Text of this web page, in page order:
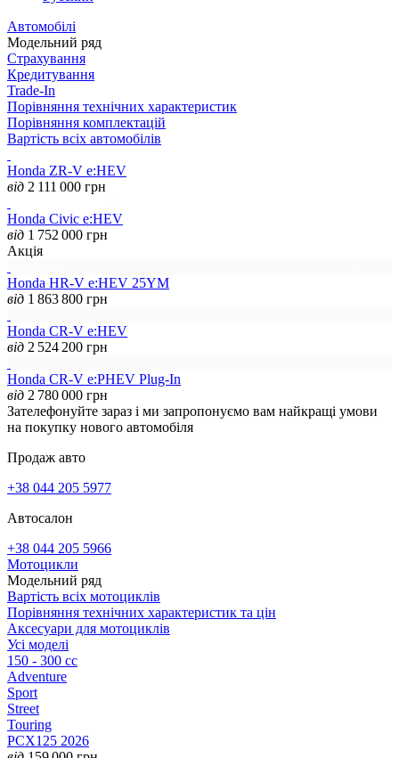
Автомобілі
Модельний ряд
Страхування
Кредитування
Trade-In
Порівняння технічних характеристик
Порівняння комплектацій
Вартість всіх автомобілів
Honda ZR-V e:HEV
від 2 111 000 грн
Honda Civic e:HEV
від 1 752 000 грн
Акція
Honda HR-V e:HEV 25YM
від 1 863 800 грн
Honda CR-V e:HEV
від 2 524 200 грн
Honda CR-V e:PHEV Plug-In
від 2 780 000 грн
Зателефонуйте зараз і ми запропонуємо вам найкращі умови
на покупку нового автомобіля
Продаж авто
+38 044 205 5977
Автосалон
+38 044 205 5966
Мотоцикли
Модельний ряд
Вартість всіх мотоциклів
Порівняння технічних характеристик та цін
Аксесуари для мотоциклів
Усі моделі
150 - 300 cc
Adventure
Sport
Street
Touring
PCX125 2026